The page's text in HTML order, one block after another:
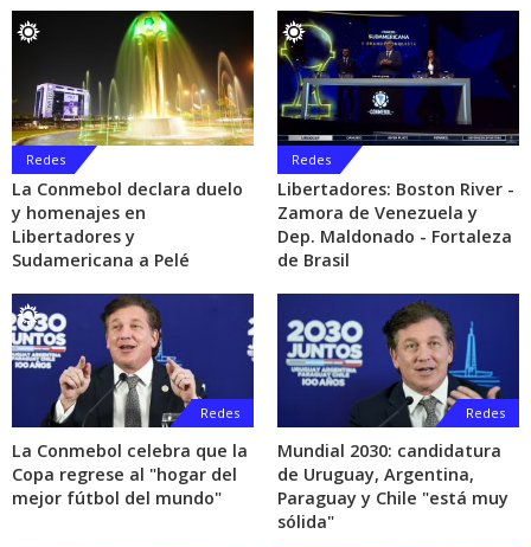
Redes
La Conmebol declara duelo
y homenajes en
Libertadores y
Sudamericana a Pelé
Redes
Libertadores: Boston River -
Zamora de Venezuela y
Dep. Maldonado - Fortaleza
de Brasil
Redes
La Conmebol celebra que la
Copa regrese al "hogar del
mejor fútbol del mundo"
Redes
Mundial 2030: candidatura
de Uruguay, Argentina,
Paraguay y Chile "está muy
sólida"